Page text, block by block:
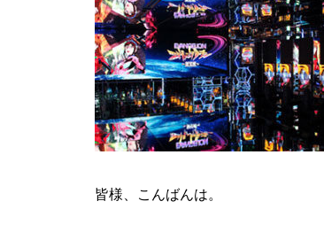
ビックディッパー様
皆様、こんばんは。